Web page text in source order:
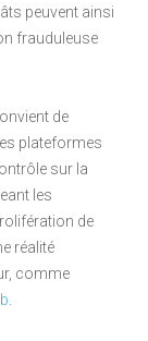
peuvent ainsi
frauduleuse
de
plateformes
sur la
les
de
réalité
comme